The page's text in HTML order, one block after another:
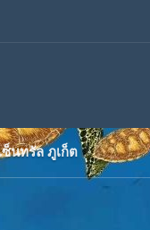
นทรัล ภูเก็ต